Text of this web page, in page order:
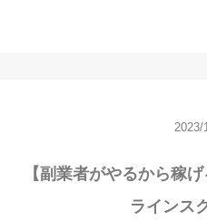
2023/
【副業者がやるから稼
ラインス